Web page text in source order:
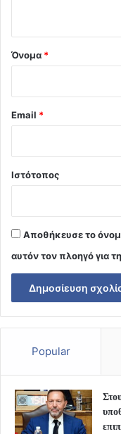
Όνομα *
Email *
Ιστότοπος
Αποθήκευσε το
αυτόν τον πλοηγό για
Popular